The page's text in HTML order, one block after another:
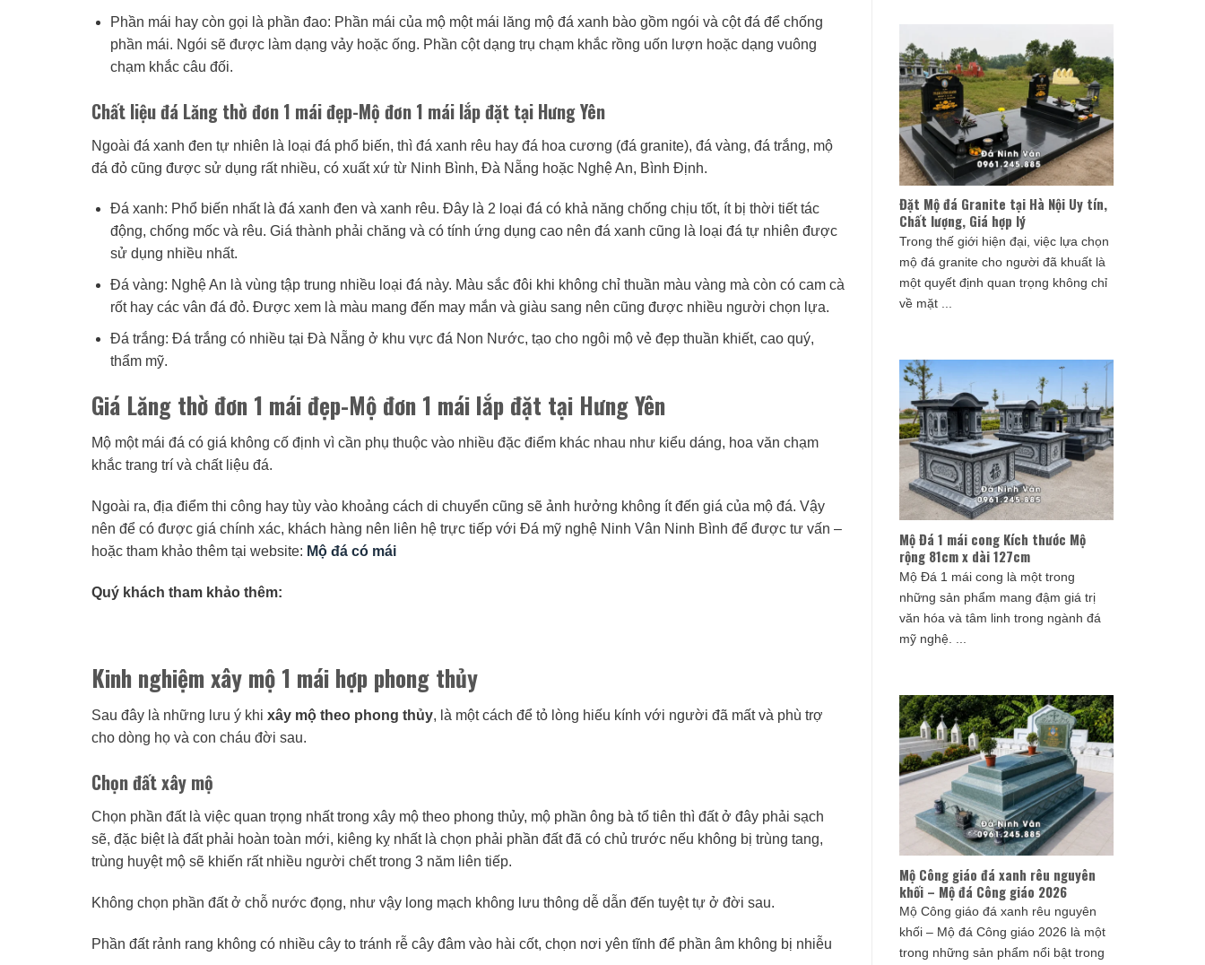
Phần mái hay còn gọi là phần đao: Phần mái của mộ một mái lăng mộ đá xanh bào gồm ngói và cột đá để chống
phần mái. Ngói sẽ được làm dạng vảy hoặc ống. Phần cột dạng trụ chạm khắc rồng uốn lượn hoặc dạng vuông
chạm khắc câu đối.
Chất liệu đá Lăng thờ đơn 1 mái đẹp-Mộ đơn 1 mái lắp đặt tại Hưng Yên
Ngoài đá xanh đen tự nhiên là loại đá phổ biến, thì đá xanh rêu hay đá hoa cương (đá granite), đá vàng, đá trắng, mộ
đá đỏ cũng được sử dụng rất nhiều, có xuất xứ từ Ninh Bình, Đà Nẵng hoặc Nghệ An, Bình Định.
Đá xanh: Phổ biến nhất là đá xanh đen và xanh rêu. Đây là 2 loại đá có khả năng chống chịu tốt, ít bị thời tiết tác
động, chống mốc và rêu. Giá thành phải chăng và có tính ứng dụng cao nên đá xanh cũng là loại đá tự nhiên được
sử dụng nhiều nhất.
Đá vàng: Nghệ An là vùng tập trung nhiều loại đá này. Màu sắc đôi khi không chỉ thuần màu vàng mà còn có cam cà
rốt hay các vân đá đỏ. Được xem là màu mang đến may mắn và giàu sang nên cũng được nhiều người chọn lựa.
Đá trắng: Đá trắng có nhiều tại Đà Nẵng ở khu vực đá Non Nước, tạo cho ngôi mộ vẻ đẹp thuần khiết, cao quý,
thẩm mỹ.
Giá Lăng thờ đơn 1 mái đẹp-Mộ đơn 1 mái lắp đặt tại Hưng Yên
Mộ một mái đá có giá không cố định vì cần phụ thuộc vào nhiều đặc điểm khác nhau như kiểu dáng, hoa văn chạm
khắc trang trí và chất liệu đá.
Ngoài ra, địa điểm thi công hay tùy vào khoảng cách di chuyển cũng sẽ ảnh hưởng không ít đến giá của mộ đá. Vậy
nên để có được giá chính xác, khách hàng nên liên hệ trực tiếp với Đá mỹ nghệ Ninh Vân Ninh Bình để được tư vấn –
hoặc tham khảo thêm tại website: Mộ đá có mái
Quý khách tham khảo thêm:
Kinh nghiệm xây mộ 1 mái hợp phong thủy
Sau đây là những lưu ý khi xây mộ theo phong thủy, là một cách để tỏ lòng hiếu kính với người đã mất và phù trợ
cho dòng họ và con cháu đời sau.
Chọn đất xây mộ
Chọn phần đất là việc quan trọng nhất trong xây mộ theo phong thủy, mộ phần ông bà tổ tiên thì đất ở đây phải sạch
sẽ, đặc biệt là đất phải hoàn toàn mới, kiêng kỵ nhất là chọn phải phần đất đã có chủ trước nếu không bị trùng tang,
trùng huyệt mộ sẽ khiến rất nhiều người chết trong 3 năm liên tiếp.
Không chọn phần đất ở chỗ nước đọng, như vậy long mạch không lưu thông dễ dẫn đến tuyệt tự ở đời sau.
Phần đất rảnh rang không có nhiều cây to tránh rễ cây đâm vào hài cốt, chọn nơi yên tĩnh để phần âm không bị nhiễu
Đặt Mộ đá Granite tại Hà Nội Uy tín,
Chất lượng, Giá hợp lý
Trong thế giới hiện đại, việc lựa chọn
mộ đá granite cho người đã khuất là
một quyết định quan trọng không chỉ
về mặt ...
Mộ Đá 1 mái cong Kích thước Mộ
rộng 81cm x dài 127cm
Mộ Đá 1 mái cong là một trong
những sản phẩm mang đậm giá trị
văn hóa và tâm linh trong ngành đá
mỹ nghệ. ...
Mộ Công giáo đá xanh rêu nguyên
khối – Mộ đá Công giáo 2026
Mộ Công giáo đá xanh rêu nguyên
khối – Mộ đá Công giáo 2026 là một
trong những sản phẩm nổi bật trong